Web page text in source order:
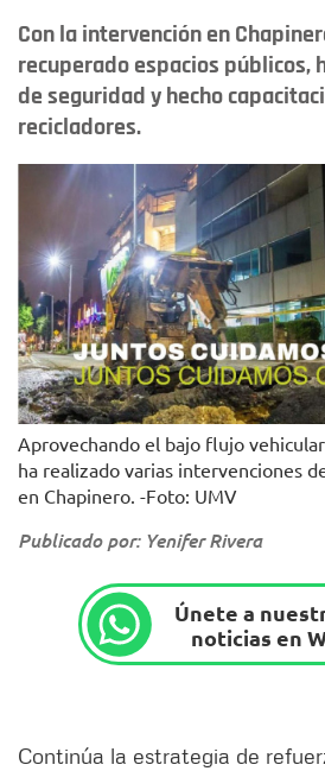
Con la intervención en
recuperado espacios públicos,
de seguridad y hecho
recicladores.
Aprovechando el bajo flujo
ha realizado varias intervenciones
en Chapinero. -Foto: UMV
Publicado por: Yenifer Rivera
Únete a
noticias en
Continúa la estrategia de